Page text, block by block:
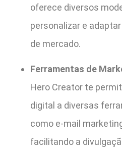
oferece diversos
personalizar e
de mercado.
Ferramentas de
Hero Creator te
digital a diversas
como e-mail
facilitando a